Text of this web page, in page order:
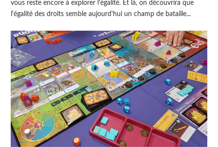
vous reste encore à explorer l'égalité. Et là, on découvrira que
l'égalité des droits semble aujourd'hui un champ de bataille...